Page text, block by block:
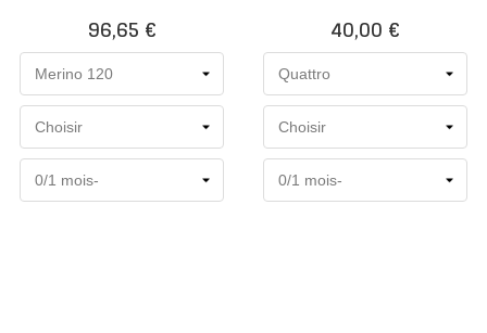
Prix
96,65 € Prix
40,00 €